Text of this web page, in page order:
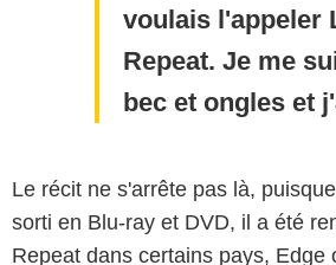
voulais l'appeler
Repeat. Je me
bec et ongles et
Le récit ne s'arrête pas là,
sorti en Blu-ray et DVD, il a été
Repeat dans certains pays, Edge